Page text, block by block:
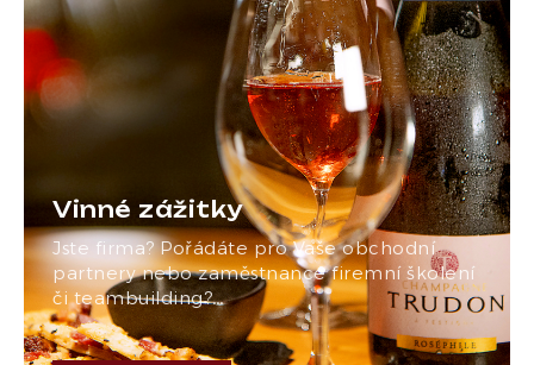
Vinné zážitky
Jste firma? Pořádáte pro Vaše obchodní
partnery nebo zaměstnance firemní školení
či teambuilding?…